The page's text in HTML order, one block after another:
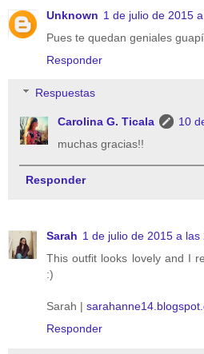
Unknown 1 de julio de 2015
Pues te quedan geniales
Responder
Respuestas
Carolina G. Ticala
10
muchas gracias!!
Responder
Sarah 1 de julio de 2015 a las
This outfit looks lovely and I
:)
Sarah |
Responder